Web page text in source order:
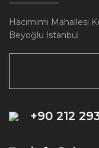
Hacımimi Mahallesi
Beyoğlu İstanbul
+90 212